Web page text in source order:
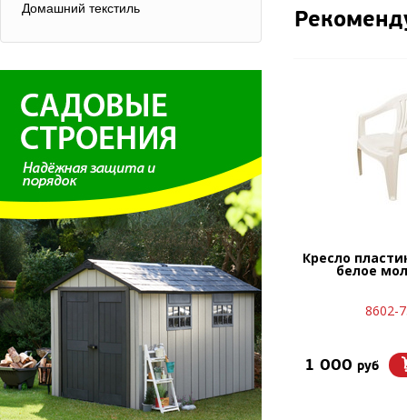
Домашний текстиль
Кресло
белое
8602-
1 000 руб